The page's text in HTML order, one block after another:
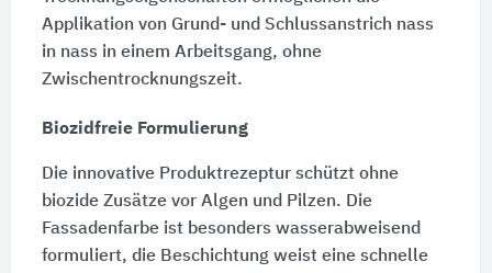
Applikation von Grund- und Schlussanstrich nass
in nass in einem Arbeitsgang, ohne
Zwischentrocknungszeit.
Biozidfreie Formulierung
Die innovative Produktrezeptur schützt ohne
biozide Zusätze vor Algen und Pilzen. Die
Fassadenfarbe ist besonders wasserabweisend
formuliert, die Beschichtung weist eine schnelle